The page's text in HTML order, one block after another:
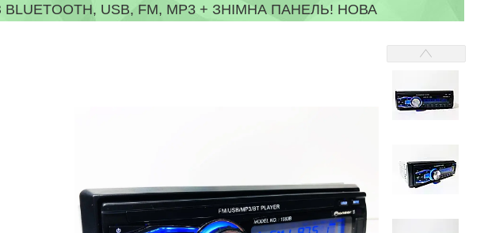
USB, FM, MP3 + ЗНІМНА ПАНЕЛЬ! НОВА